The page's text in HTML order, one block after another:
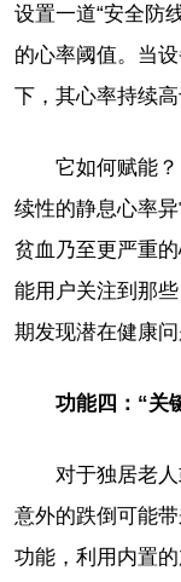
设置一道“安全防
的心率阈值。当
下，其心率持续
它如何赋能
续性的静息心率
贫血乃至更严重
能用户关注到那
期发现潜在健康问
功能四：“关
对于独居老
意外的跌倒可能
功能，利用内置